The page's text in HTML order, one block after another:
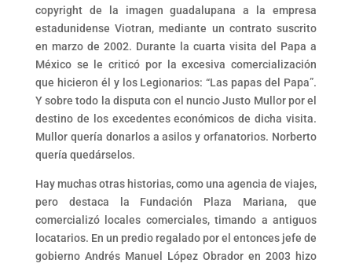
copyright de la imagen guadalupana a la empresa
estadunidense Viotran, mediante un contrato suscrito
en marzo de 2002. Durante la cuarta visita del Papa a
México se le criticó por la excesiva comercialización
que hicieron él y los Legionarios: “Las papas del Papa”.
Y sobre todo la disputa con el nuncio Justo Mullor por el
destino de los excedentes económicos de dicha visita.
Mullor quería donarlos a asilos y orfanatorios. Norberto
quería quedárselos.
Hay muchas otras historias, como una agencia de viajes,
pero destaca la Fundación Plaza Mariana, que
comercializó locales comerciales, timando a antiguos
locatarios. En un predio regalado por el entonces jefe de
gobierno Andrés Manuel López Obrador en 2003 hizo